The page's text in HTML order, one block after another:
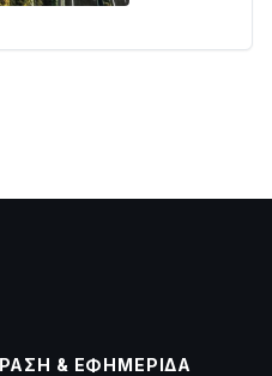
& ΕΦΗΜΕΡΊΔΑ